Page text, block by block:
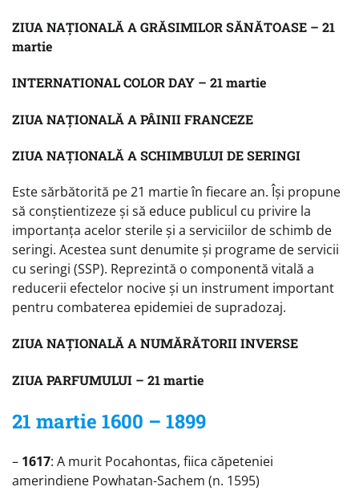
ZIUA NAȚIONALĂ A GRĂSIMILOR SĂNĂTOASE – 21
martie
INTERNATIONAL COLOR DAY – 21 martie
ZIUA NAȚIONALĂ A PÂINII FRANCEZE
ZIUA NAȚIONALĂ A SCHIMBULUI DE SERINGI
Este sărbătorită pe 21 martie în fiecare an. Își propune
să conștientizeze și să educe publicul cu privire la
importanța acelor sterile și a serviciilor de schimb de
seringi. Acestea sunt denumite și programe de servicii
cu seringi (SSP). Reprezintă o componentă vitală a
reducerii efectelor nocive și un instrument important
pentru combaterea epidemiei de supradozaj.
ZIUA NAȚIONALĂ A NUMĂRĂTORII INVERSE
ZIUA PARFUMULUI – 21 martie
21 martie 1600 – 1899
– 1617: A murit Pocahontas, fiica căpeteniei
amerindiene Powhatan-Sachem (n. 1595)